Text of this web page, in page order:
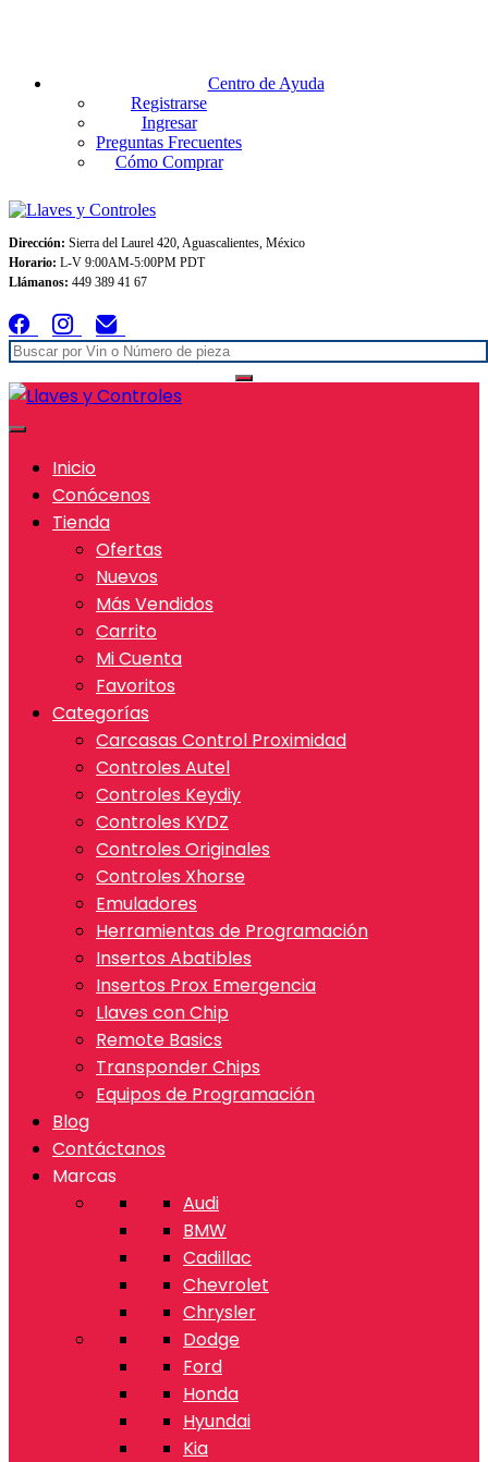
Centro de Ayuda
Registrarse
Ingresar
Preguntas Frecuentes
Cómo Comprar
Dirección: Sierra del Laurel 420, Aguascalientes, México
Horario: L-V 9:00AM-5:00PM PDT
Llámanos: 449 389 41 67
Inicio
Conócenos
Tienda
Ofertas
Nuevos
Más Vendidos
Carrito
Mi Cuenta
Favoritos
Categorías
Carcasas Control Proximidad
Controles Autel
Controles Keydiy
Controles KYDZ
Controles Originales
Controles Xhorse
Emuladores
Herramientas de Programación
Insertos Abatibles
Insertos Prox Emergencia
Llaves con Chip
Remote Basics
Transponder Chips
Equipos de Programación
Blog
Contáctanos
Marcas
Audi
BMW
Cadillac
Chevrolet
Chrysler
Dodge
Ford
Honda
Hyundai
Kia